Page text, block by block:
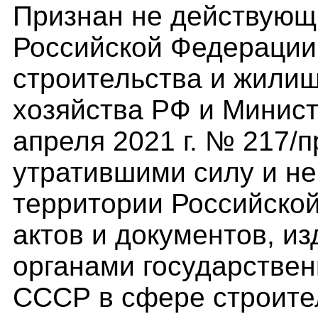
Признан не
Российской
строительства и
хозяйства РФ и
апреля 2021 г. № 217/
утратившими силу и
территории
актов и документов,
органами
СССР в сфере